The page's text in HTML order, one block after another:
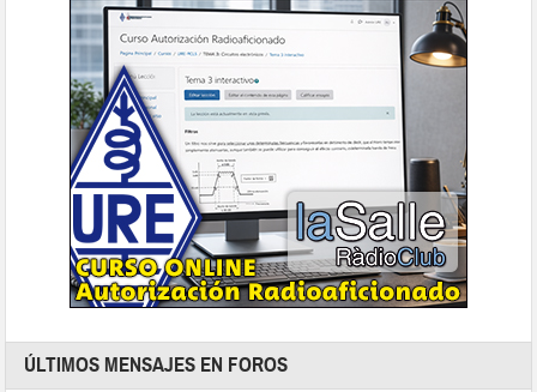
ÚLTIMOS MENSAJES EN FOROS